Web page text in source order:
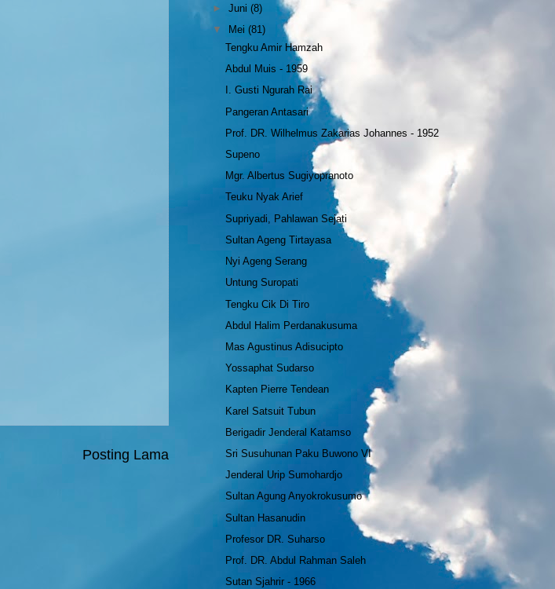
Posting Lama
►Juni(8)
▼
Mei(81)
Tengku Amir Hamzah
Abdul Muis - 1959
I. Gusti Ngurah Rai
Pangeran Antasari
Prof. DR. Wilhelmus Zakarias Johannes - 1952
Supeno
Mgr. Albertus Sugiyopranoto
Teuku Nyak Arief
Supriyadi, Pahlawan Sejati
Sultan Ageng Tirtayasa
Nyi Ageng Serang
Untung Suropati
Tengku Cik Di Tiro
Abdul Halim Perdanakusuma
Mas Agustinus Adisucipto
Yossaphat Sudarso
Kapten Pierre Tendean
Karel Satsuit Tubun
Berigadir Jenderal Katamso
Sri Susuhunan Paku Buwono VI
Jenderal Urip Sumohardjo
Sultan Agung Anyokrokusumo
Sultan Hasanudin
Profesor DR. Suharso
Prof. DR. Abdul Rahman Saleh
Sutan Sjahrir - 1966